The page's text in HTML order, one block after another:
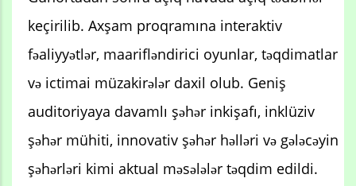
keçirilib. Axşam proqramına interaktiv
fəaliyyətlər, maarifləndirici oyunlar, təqdimatlar
və ictimai müzakirələr daxil olub. Geniş
auditoriyaya davamlı şəhər inkişafı, inklüziv
şəhər mühiti, innovativ şəhər həlləri və gələcəyin
şəhərləri kimi aktual məsələlər təqdim edildi.